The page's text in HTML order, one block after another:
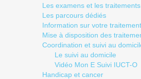
Les examens et les traitements
Les parcours dédiés
Information sur votre
Mise à disposition des
Coordination et suivi au
Le suivi au domicile
Vidéo Mon E Suivi IUCT-O
Handicap et cancer